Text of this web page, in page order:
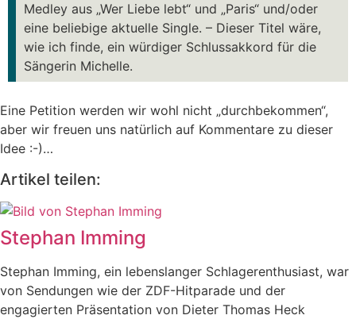
Medley aus „Wer Liebe lebt“ und „Paris“ und/oder
eine beliebige aktuelle Single. – Dieser Titel wäre,
wie ich finde, ein würdiger Schlussakkord für die
Sängerin Michelle.
Eine Petition werden wir wohl nicht „durchbekommen“,
aber wir freuen uns natürlich auf Kommentare zu dieser
Idee :-)…
Artikel teilen:
Stephan Imming
Stephan Imming, ein lebenslanger Schlagerenthusiast, war
von Sendungen wie der ZDF-Hitparade und der
engagierten Präsentation von Dieter Thomas Heck